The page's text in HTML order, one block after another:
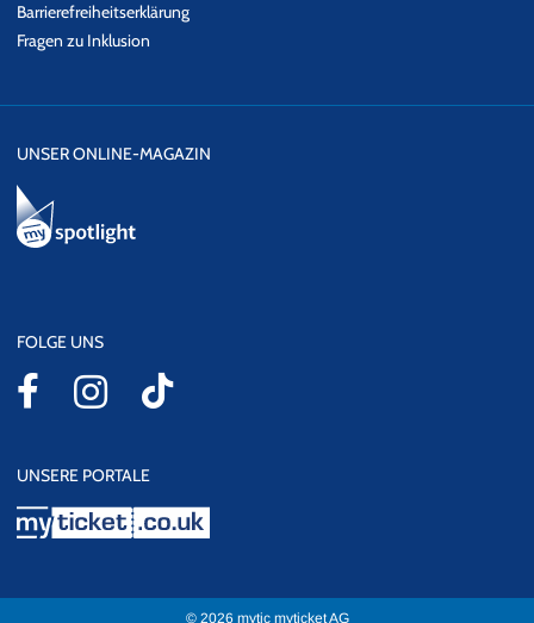
Barrierefreiheitserklärung
Fragen zu Inklusion
UNSER ONLINE-MAGAZIN
FOLGE UNS
UNSERE PORTALE
© 2026 mytic myticket AG